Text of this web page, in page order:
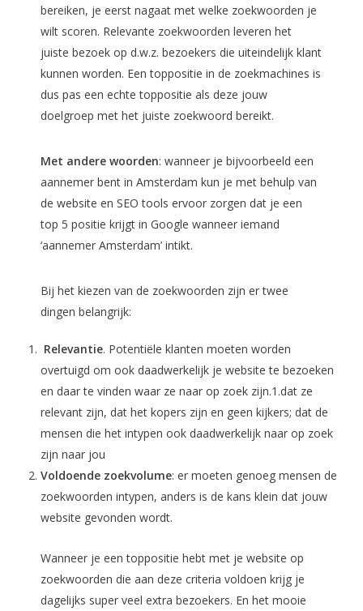
bereiken, je eerst nagaat met welke zoekwoorden je
wilt scoren. Relevante zoekwoorden leveren het
juiste bezoek op d.w.z. bezoekers die uiteindelijk klant
kunnen worden. Een toppositie in de zoekmachines is
dus pas een echte toppositie als deze jouw
doelgroep met het juiste zoekwoord bereikt.
Met andere woorden: wanneer je bijvoorbeeld een
aannemer bent in Amsterdam kun je met behulp van
de website en SEO tools ervoor zorgen dat je een
top 5 positie krijgt in Google wanneer iemand
‘aannemer Amsterdam’ intikt.
Bij het kiezen van de zoekwoorden zijn er twee
dingen belangrijk:
Relevantie. Potentiële klanten moeten worden
overtuigd om ook daadwerkelijk je website te bezoeken
en daar te vinden waar ze naar op zoek zijn.1.dat ze
relevant zijn, dat het kopers zijn en geen kijkers; dat de
mensen die het intypen ook daadwerkelijk naar op zoek
zijn naar jou
Voldoende zoekvolume: er moeten genoeg mensen de
zoekwoorden intypen, anders is de kans klein dat jouw
website gevonden wordt.
Wanneer je een toppositie hebt met je website op
zoekwoorden die aan deze criteria voldoen krijg je
dagelijks super veel extra bezoekers. En het mooie